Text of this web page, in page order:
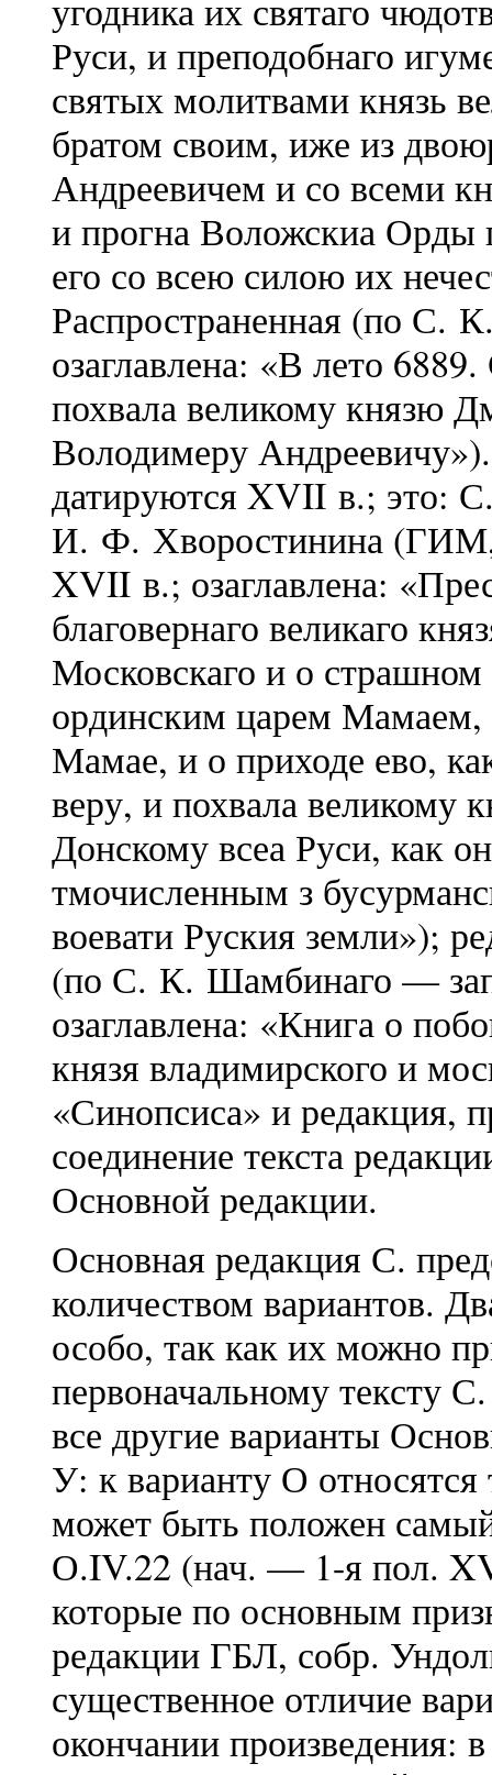
угодника их святаго
Руси, и преподобнаго
святых молитвами князь
братом своим, иже из
Андреевичем и со всеми
и прогна Воложскиа Орды
его со всею силою их
Распространенная (по С.
озаглавлена: «В лето
похвала великому князю
Володимеру
датируются XVII в.; это:
И. Ф. Хворостинина
XVII в.; озаглавлена:
благовернаго великаго
Московскаго и о
ординским царем Мамаем,
Мамае, и о приходе ево,
веру, и похвала
Донскому всеа Руси, как
тмочисленным з
воевати Руския земли»);
(по С. К. Шамбинаго —
озаглавлена: «Книга о
князя владимирского и
«Синопсиса» и редакция,
соединение текста
Основной редакции.
Основная редакция С.
количеством вариантов.
особо, так как их можно
первоначальному тексту
все другие варианты
У: к варианту О
может быть положен
О.IV.22 (нач. — 1-я пол.
которые по основным
редакции ГБЛ, собр.
существенное отличие
окончании произведения: